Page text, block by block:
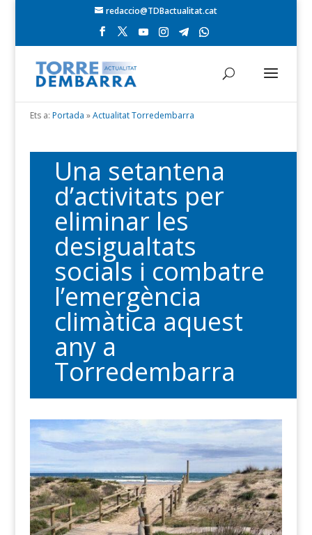
redaccio@TDBactualitat.cat
Ets a: Portada »Actualitat Torredembarra
Una setantena
d’activitats per
eliminar les
desigualtats
socials i combatre
l’emergència
climàtica aquest
any a
Torredembarra